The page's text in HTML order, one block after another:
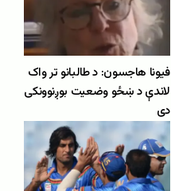
فیونا هاجسون: د طالبانو تر واک
لاندې د ښځو وضعیت بوږنوونکی
دی